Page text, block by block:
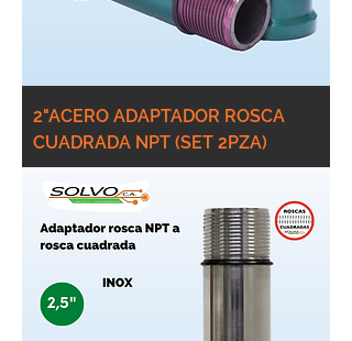
2"ACERO ADAPTADOR ROSCA
CUADRADA NPT (SET 2PZA)